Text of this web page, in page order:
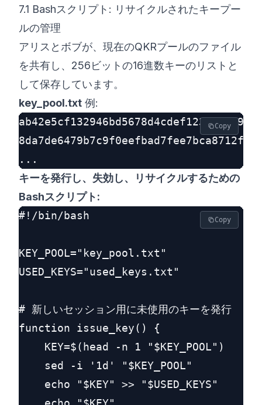
7.1 Bashスクリプト: リサイクルされたキープー
ルの管理
アリスとボブが、現在のQKRプールのファイル
を共有し、256ビットの16進数キーのリストと
して保存しています。
key_pool.txt 例:
Copy
キーを発行し、失効し、リサイクルするための
Bashスクリプト:
#!/bin/bash
KEY_POOL="key_pool.txt"
USED_KEYS="used_keys.txt"
# 新しいセッション用に未使用のキーを発行
function issue_key() {
    KEY=$(head -n 1 "$KEY_POOL")
    sed -i '1d' "$KEY_POOL"
    echo "$KEY" >> "$USED_KEYS"
Copy